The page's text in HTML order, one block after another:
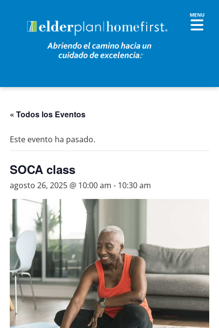
« Todos los Eventos
Este evento ha pasado.
SOCA class
agosto 26, 2025 @ 10:00 am - 10:30 am